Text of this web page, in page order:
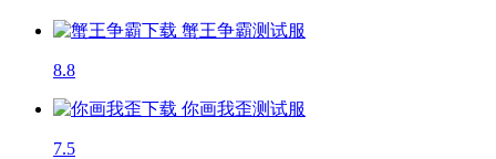
蟹王争霸测试服
8.8
你画我歪测试服
7.5